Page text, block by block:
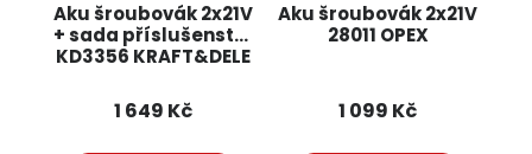
Aku šroubovák 2x21V
+ sada příslušenství
KD3356 KRAFT&DELE
1 649 Kč
Aku šroubovák 2x21V
28011 OPEX
1 099 Kč